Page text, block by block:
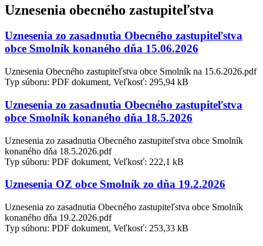
Uznesenia obecného zastupiteľstva
Uznesenia zo zasadnutia Obecného zastupiteľstva
obce Smolník konaného dňa 15.06.2026
Uznesenia Obecného zastupiteľstva obce Smolník na 15.6.2026.pdf
Typ súboru: PDF dokument, Veľkosť: 295,94 kB
Uznesenia zo zasadnutia Obecného zastupiteľstva
obce Smolník konaného dňa 18.5.2026
Uznesenia zo zasadnutia Obecného zastupiteľstva obce Smolník
konaného dňa 18.5.2026.pdf
Typ súboru: PDF dokument, Veľkosť: 222,1 kB
Uznesenia OZ obce Smolník zo dňa 19.2.2026
Uznesenia zo zasadnutia Obecného zastupiteľstva obce Smolník
konaného dňa 19.2.2026.pdf
Typ súboru: PDF dokument, Veľkosť: 253,33 kB